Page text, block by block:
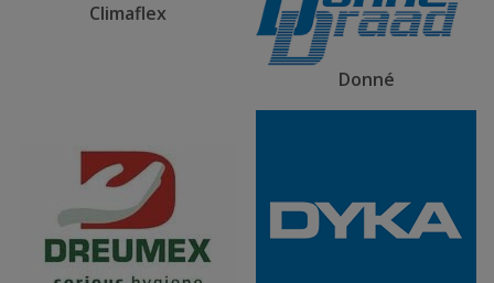
Climaflex
Donné